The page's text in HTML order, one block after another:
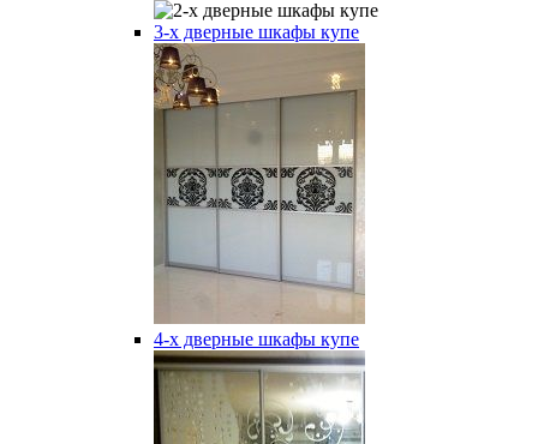
3-х дверные шкафы купе
4-х дверные шкафы купе